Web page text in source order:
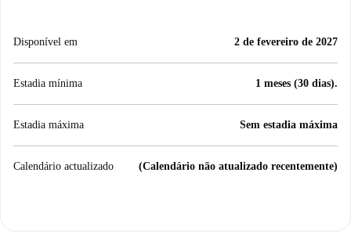
Disponível em 2 de fevereiro de 2027
Estadia mínima 1 meses (30 dias).
Estadia máxima Sem estadia máxima
Calendário actualizado (Calendário não atualizado recentemente)